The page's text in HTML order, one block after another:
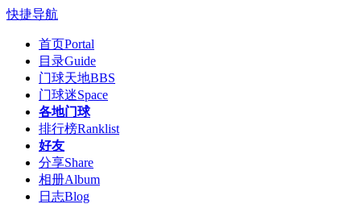
快捷导航
首页Portal
目录Guide
门球天地BBS
门球迷Space
各地门球
排行榜Ranklist
好友
分享Share
相册Album
日志Blog